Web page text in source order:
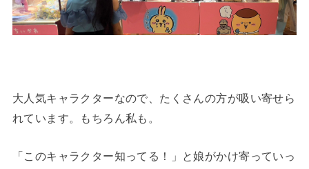
大人気キャラクターなので、たくさんの方が吸い寄せら
れています。もちろん私も。
「このキャラクター知ってる！」と娘がかけ寄っていっ